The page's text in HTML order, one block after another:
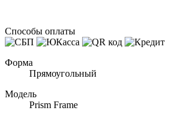
Способы оплаты
Форма
Прямоугольный
Модель
Prism Frame